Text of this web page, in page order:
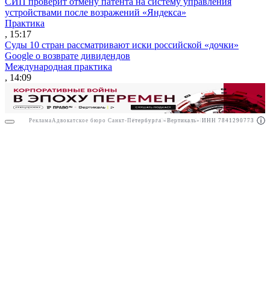
Реклама АО"Право.ру" ИНН: 7708095468
устройствами после возражений «Яндекса»
Практика
, 15:17
Суды 10 стран рассматривают иски российской «дочки»
Google о возврате дивидендов
Международная практика
, 14:09
Реклама Адвокатское бюро Санкт-Петербурга «Вертикаль» ИНН 7841290773